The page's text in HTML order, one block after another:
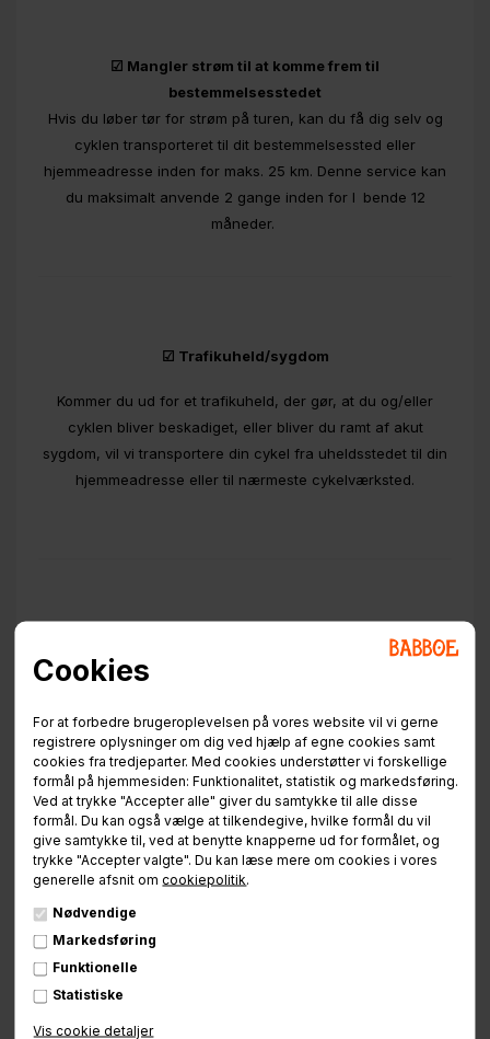
Cookies
For at forbedre brugeroplevelsen på vores website vil vi gerne
registrere oplysninger om dig ved hjælp af egne cookies samt
cookies fra tredjeparter. Med cookies understøtter vi forskellige
formål på hjemmesiden: Funktionalitet, statistik og markedsføring.
Ved at trykke "Accepter alle" giver du samtykke til alle disse
formål. Du kan også vælge at tilkendegive, hvilke formål du vil
give samtykke til, ved at benytte knapperne ud for formålet, og
trykke "Accepter valgte". Du kan læse mere om cookies i vores
generelle afsnit omcookiepolitik.
Nødvendige
Markedsføring
Funktionelle
Statistiske
Vis cookie detaljer
☑ Mangler strøm til at komme frem til
bestemmelsesstedet
Hvis du løber tør for strøm på turen, kan du få dig selv og
cyklen transporteret til dit bestemmelsessted eller
hjemmeadresse inden for maks. 25 km. Denne service kan
du maksimalt anvende 2 gange inden for l bende 12
måneder.
☑ Trafikuheld/sygdom
Kommer du ud for et trafikuheld, der gør, at du og/eller
cyklen bliver beskadiget, eller bliver du ramt af akut
sygdom, vil vi transportere din cykel fra uheldsstedet til din
hjemmeadresse eller til nærmeste cykelværksted.
Bliver din cykel fundet efter at have været stjålet, vil vi
nærmeste cykelværksted.
☑ Bugsering til værksted
Bemærk venligst: